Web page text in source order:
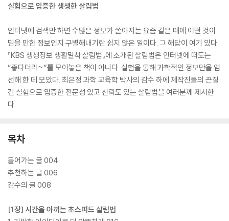
실험으로 입증한 생생한 살림법
인터넷에 검색만 하면 수많은 정보가 쏟아지는 요즘 같은 때에 어떤 것이
믿을 만한 정보인지 구별해내기란 쉽지 않은 일이다. 그 해답이 여기 있다.
『KBS 생생정보 생활밀착 살림법』에 소개된 살림법은 인터넷에 떠도는
“좋다더라~”를 모아놓은 책이 아니다. 실험을 통해 과학적인 정보만을 엄
선해 한 데 모았다. 최은정 과학 교육학 박사의 감수 하에 제작진들의 끈질
긴 실험으로 입증한 전문성 있고 신뢰도 있는 살림법을 여러분께 제시한
다.
목차
들어가는 글 004
추천하는 글 006
감수의 글 008
[1장] 시간을 아끼는 초스피드 살림법